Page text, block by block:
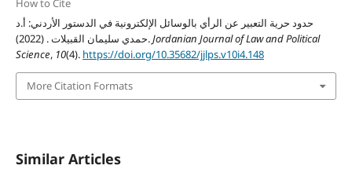
How to Cite
حدود حرية التعبير عن الرأي بالوسائل الإلكترونية في الدستور الأردني: أ.د
حمدي سليمان القبيلات . (2022).Jordanian Journal of Law and Political
Science, 10(4). https://doi.org/10.35682/jjlps.v10i4.148
More Citation Formats
Similar Articles